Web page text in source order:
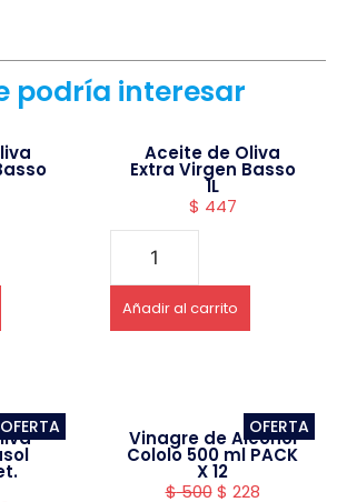
podría interesar
Aceite de Oliva
Extra Virgen Basso
1L
$ 447
Añadir al carrito
OFERTA OFERTA
Vinagre de Alcohol
Cololo 500 ml PACK
X 12
$500 $ 228